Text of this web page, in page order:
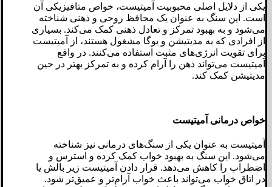
یکی از دلایل اصلی محبوبیت آمیتیست، خواص متافیزیکی آن
است. این سنگ به عنوان یک محافظ روحی و ذهنی شناخته
می‌شود و به بهبود تمرکز و تعادل ذهنی کمک می‌کند. بسیاری
از افرادی که به مدیتیشن و یوگا مشغول هستند، از آمیتیست
برای تقویت انرژی‌های مثبت استفاده می‌کنند. در واقع
آمیتیست می‌تواند ذهن را آرام کرده و به تمرکز بهتر در حین
مدیتیشن کمک کند.
خواص درمانی آمیتیست
آمیتیست به عنوان یکی از سنگ‌های درمانی نیز شناخته
می‌شود. این سنگ به بهبود خواب کمک کرده و استرس و
اضطراب را کاهش می‌دهد. قرار دادن آمیتیست زیر بالش یا
در اتاق خواب می‌تواند باعث خواب آرام‌تر و عمیق‌تر شود.